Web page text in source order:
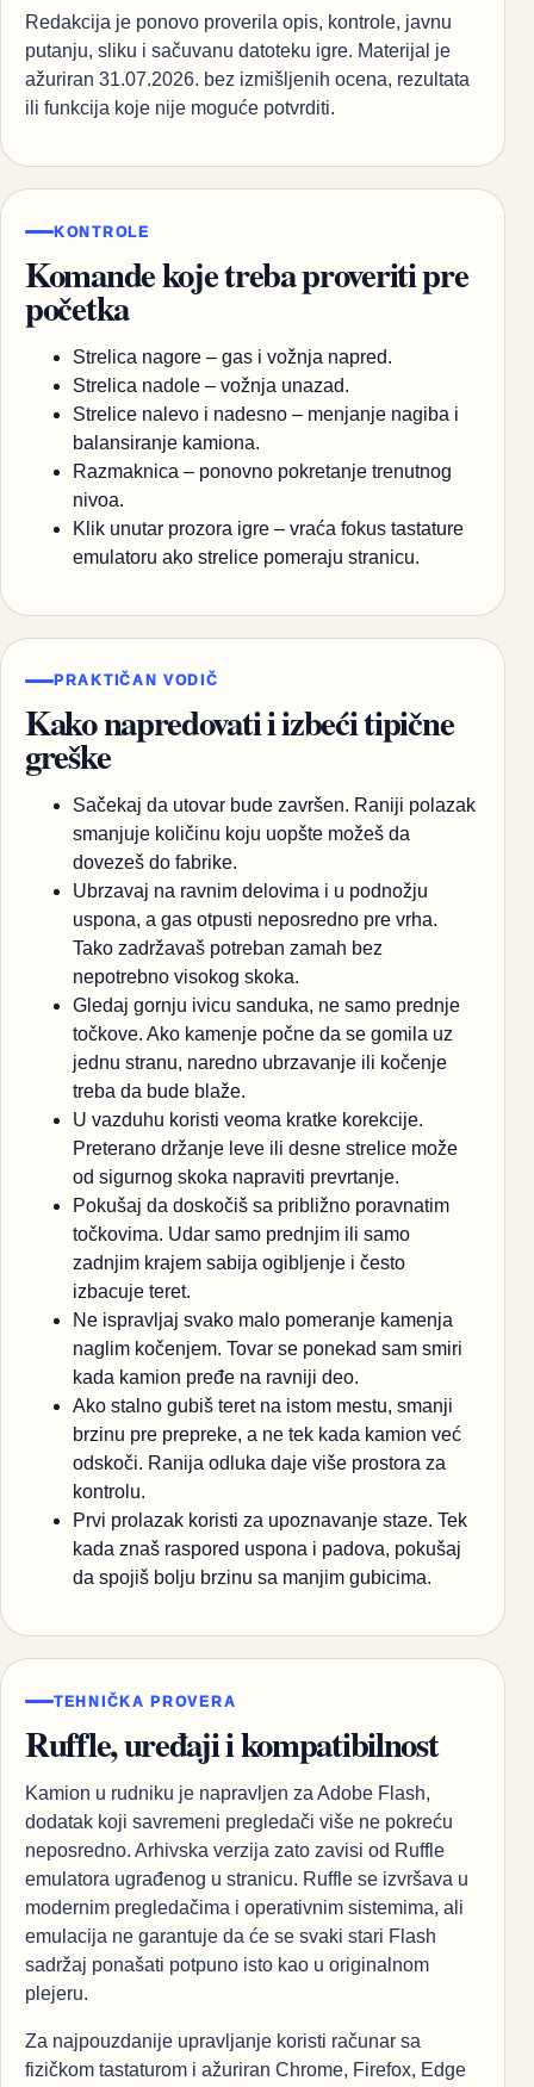
Redakcija je ponovo proverila opis, kontrole, javnu
putanju, sliku i sačuvanu datoteku igre. Materijal je
ažuriran 31.07.2026. bez izmišljenih ocena, rezultata
ili funkcija koje nije moguće potvrditi.
KONTROLE
Komande koje treba proveriti pre
početka
Strelica nagore – gas i vožnja napred.
Strelica nadole – vožnja unazad.
Strelice nalevo i nadesno – menjanje nagiba i
balansiranje kamiona.
Razmaknica – ponovno pokretanje trenutnog
nivoa.
Klik unutar prozora igre – vraća fokus tastature
emulatoru ako strelice pomeraju stranicu.
PRAKTIČAN VODIČ
Kako napredovati i izbeći tipične
greške
Sačekaj da utovar bude završen. Raniji polazak
smanjuje količinu koju uopšte možeš da
dovezeš do fabrike.
Ubrzavaj na ravnim delovima i u podnožju
uspona, a gas otpusti neposredno pre vrha.
Tako zadržavaš potreban zamah bez
nepotrebno visokog skoka.
Gledaj gornju ivicu sanduka, ne samo prednje
točkove. Ako kamenje počne da se gomila uz
jednu stranu, naredno ubrzavanje ili kočenje
treba da bude blaže.
U vazduhu koristi veoma kratke korekcije.
Preterano držanje leve ili desne strelice može
od sigurnog skoka napraviti prevrtanje.
Pokušaj da doskočiš sa približno poravnatim
točkovima. Udar samo prednjim ili samo
zadnjim krajem sabija ogibljenje i često
izbacuje teret.
Ne ispravljaj svako malo pomeranje kamenja
naglim kočenjem. Tovar se ponekad sam smiri
kada kamion pređe na ravniji deo.
Ako stalno gubiš teret na istom mestu, smanji
brzinu pre prepreke, a ne tek kada kamion već
odskoči. Ranija odluka daje više prostora za
kontrolu.
Prvi prolazak koristi za upoznavanje staze. Tek
kada znaš raspored uspona i padova, pokušaj
da spojiš bolju brzinu sa manjim gubicima.
TEHNIČKA PROVERA
Ruffle, uređaji i kompatibilnost
Kamion u rudniku je napravljen za Adobe Flash,
dodatak koji savremeni pregledači više ne pokreću
neposredno. Arhivska verzija zato zavisi od Ruffle
emulatora ugrađenog u stranicu. Ruffle se izvršava u
modernim pregledačima i operativnim sistemima, ali
emulacija ne garantuje da će se svaki stari Flash
sadržaj ponašati potpuno isto kao u originalnom
plejeru.
Za najpouzdanije upravljanje koristi računar sa
fizičkom tastaturom i ažuriran Chrome, Firefox, Edge